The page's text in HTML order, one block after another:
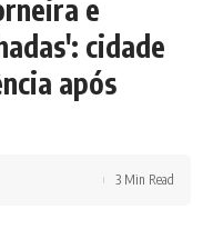
e
cidade
após
3 Min Read